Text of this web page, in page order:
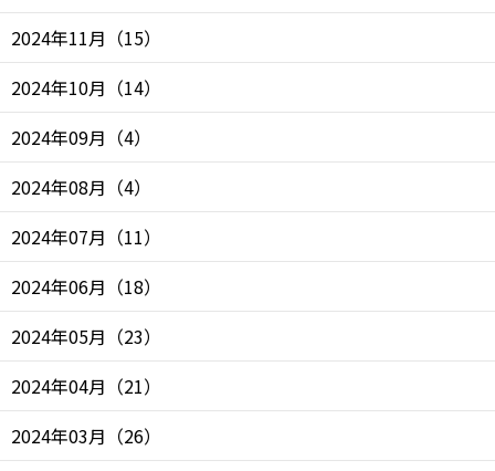
2024年11月 （15）
2024年10月 （14）
2024年09月 （4）
2024年08月 （4）
2024年07月 （11）
2024年06月 （18）
2024年05月 （23）
2024年04月 （21）
2024年03月 （26）